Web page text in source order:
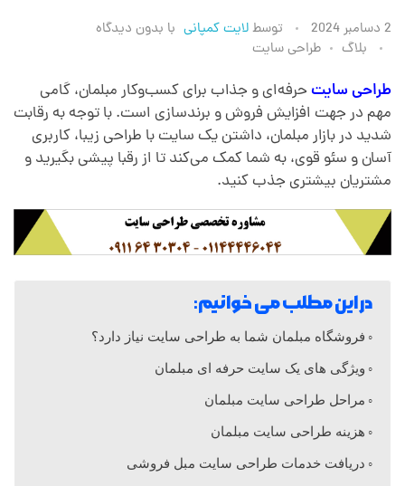
ط
ر
ا
ح
ی
س
ت
2 دسامبر 2024 توسطلایت کمپانی با بدون دیدگاه
بلاگ
طراحی سایت
طراحی سایتحرفه‌ای و جذاب برای کسب‌وکار مبلمان، گامی
مهم در جهت افزایش فروش و برندسازی است. با توجه به رقابت
شدید در بازار مبلمان، داشتن یک سایت با طراحی زیبا، کاربری
آسان و سئو قوی، به شما کمک می‌کند تا از رقبا پیشی بگیرید و
مشتریان بیشتری جذب کنید.
در این مطلب می خوانیم:
فروشگاه مبلمان شما به طراحی سایت نیاز دارد؟
ویژگی های یک سایت حرفه ای مبلمان
مراحل طراحی سایت مبلمان
هزینه طراحی سایت مبلمان
دریافت خدمات طراحی سایت مبل فروشی